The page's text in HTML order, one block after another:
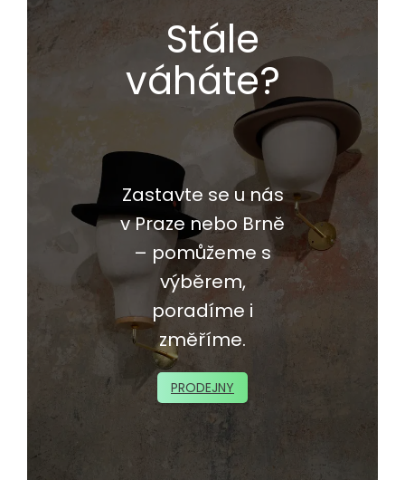
Stále
váháte?
Zastavte se u nás
v Praze nebo Brně
– pomůžeme s
výběrem,
poradíme i
změříme.
PRODEJNY